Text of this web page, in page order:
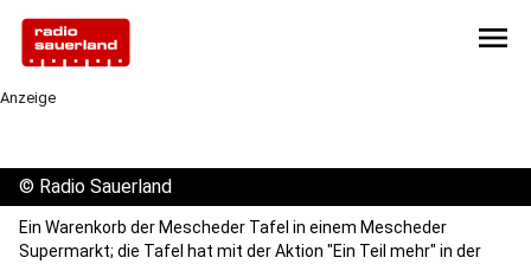
menu
Anzeige
© Radio Sauerland
Ein Warenkorb der Mescheder Tafel in einem Mescheder
Supermarkt; die Tafel hat mit der Aktion "Ein Teil mehr" in der